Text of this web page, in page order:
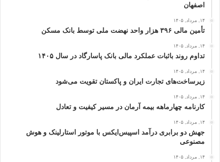
اصفهان
۱۴, مرداد, ۱۴۰۵
تأمین مالی ۳۹۶ هزار واحد نهضت ملی توسط بانک مسکن
۱۴, مرداد, ۱۴۰۵
تداوم روند باثبات عملکرد مالی بانک پاسارگاد در سال ۱۴۰۵
۱۴, مرداد, ۱۴۰۵
زیرساخت‌های تجارت ایران و پاکستان تقویت می‌شود
۱۴, مرداد, ۱۴۰۵
کارنامه چهارماهه بیمه آرمان در مسیر کیفیت و تعادل
۱۴, مرداد, ۱۴۰۵
جهش دو برابری درآمد اسپیس‌ایکس با موتور استارلینک و هوش
مصنوعی
۱۴, مرداد, ۱۴۰۵